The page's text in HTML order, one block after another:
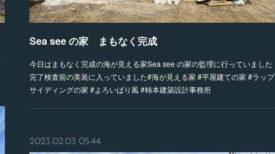
Sea see の家 まもなく完成
今日はまもなく完成の海が見える家Sea see の家の監理に行っていました
完了検査前の美装に入っていました#海が見える家 #平屋建ての家 #ラップ
サイディングの家 #よろいばり風 #柿本建築設計事務所
2023.02.03 05:44